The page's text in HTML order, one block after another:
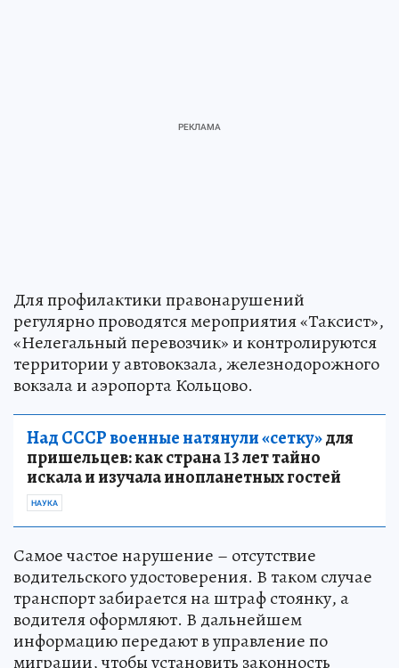
Для профилактики правонарушений
регулярно проводятся мероприятия «Таксист»,
«Нелегальный перевозчик» и контролируются
территории у автовокзала, железнодорожного
вокзала и аэропорта Кольцово.
Над СССР военные натянули «сетку»для
пришельцев: как страна 13 лет тайно
искала и изучала инопланетных гостей
НАУКА
Самое частое нарушение – отсутствие
водительского удостоверения. В таком случае
транспорт забирается на штраф стоянку, а
водителя оформляют. В дальнейшем
информацию передают в управление по
миграции, чтобы установить законность